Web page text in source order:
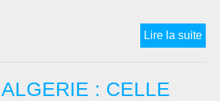
Lire la suite
ALGERIE : CELLE